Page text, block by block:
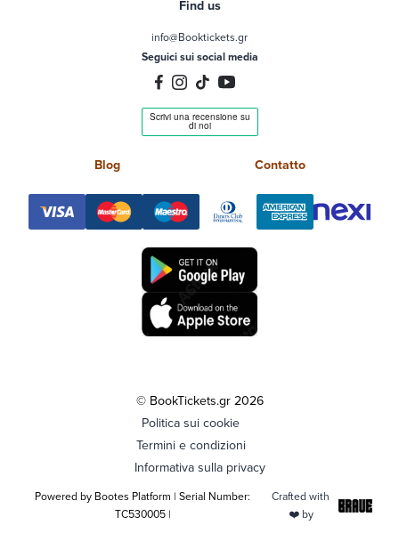
Find us
info@Booktickets.gr
Seguici sui social media
Blog Contatto
© BookTickets.gr 2026
Politica sui cookie
Termini e condizioni
Informativa sulla privacy
Powered by Bootes Platform | Serial Number:
TC530005 |
Crafted with
❤️ by